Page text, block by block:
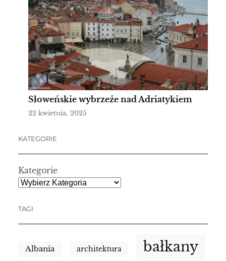
Słoweńskie wybrzeże nad Adriatykiem
22 kwietnia, 2025
KATEGORIE
Kategorie
TAGI
Albania architektura bałkany